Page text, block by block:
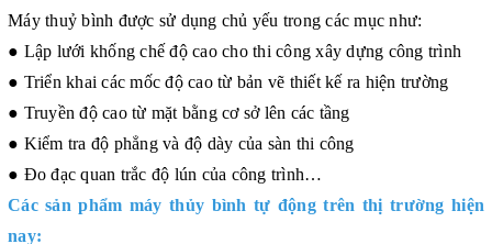
Máy thuỷ bình được sử dụng chủ yếu trong các mục như:
● Lập lưới khống chế độ cao cho thi công xây dựng công trình
● Triển khai các mốc độ cao từ bản vẽ thiết kế ra hiện trường
● Truyền độ cao từ mặt bằng cơ sở lên các tầng
● Kiểm tra độ phẳng và độ dày của sàn thi công
● Đo đạc quan trắc độ lún của công trình…
Các sản phẩm máy thủy bình tự động trên thị trường hiện
nay: